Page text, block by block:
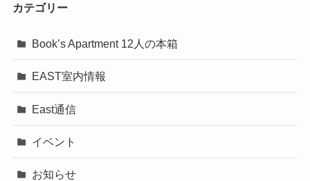
カテゴリー
Book’s Apartment 12人の本箱
EAST室内情報
East通信
イベント
お知らせ